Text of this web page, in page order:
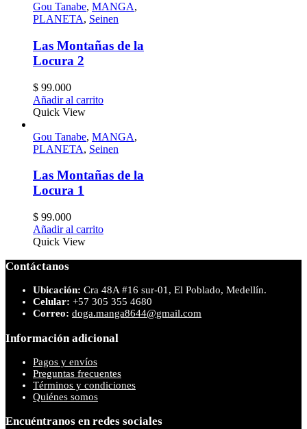
Gou Tanabe, MANGA,
PLANETA, Seinen
Las Montañas de la
Locura 2
$ 99.000
Añadir al carrito
Quick View
Gou Tanabe, MANGA,
PLANETA, Seinen
Las Montañas de la
Locura 1
$ 99.000
Añadir al carrito
Quick View
Contáctanos
Ubicación: Cra 48A #16 sur-01, El Poblado, Medellín.
Celular: +57 305 355 4680
Correo: doga.manga8644@gmail.com
Información adicional
Pagos y envíos
Preguntas frecuentes
Términos y condiciones
Quiénes somos
Encuéntranos en redes sociales